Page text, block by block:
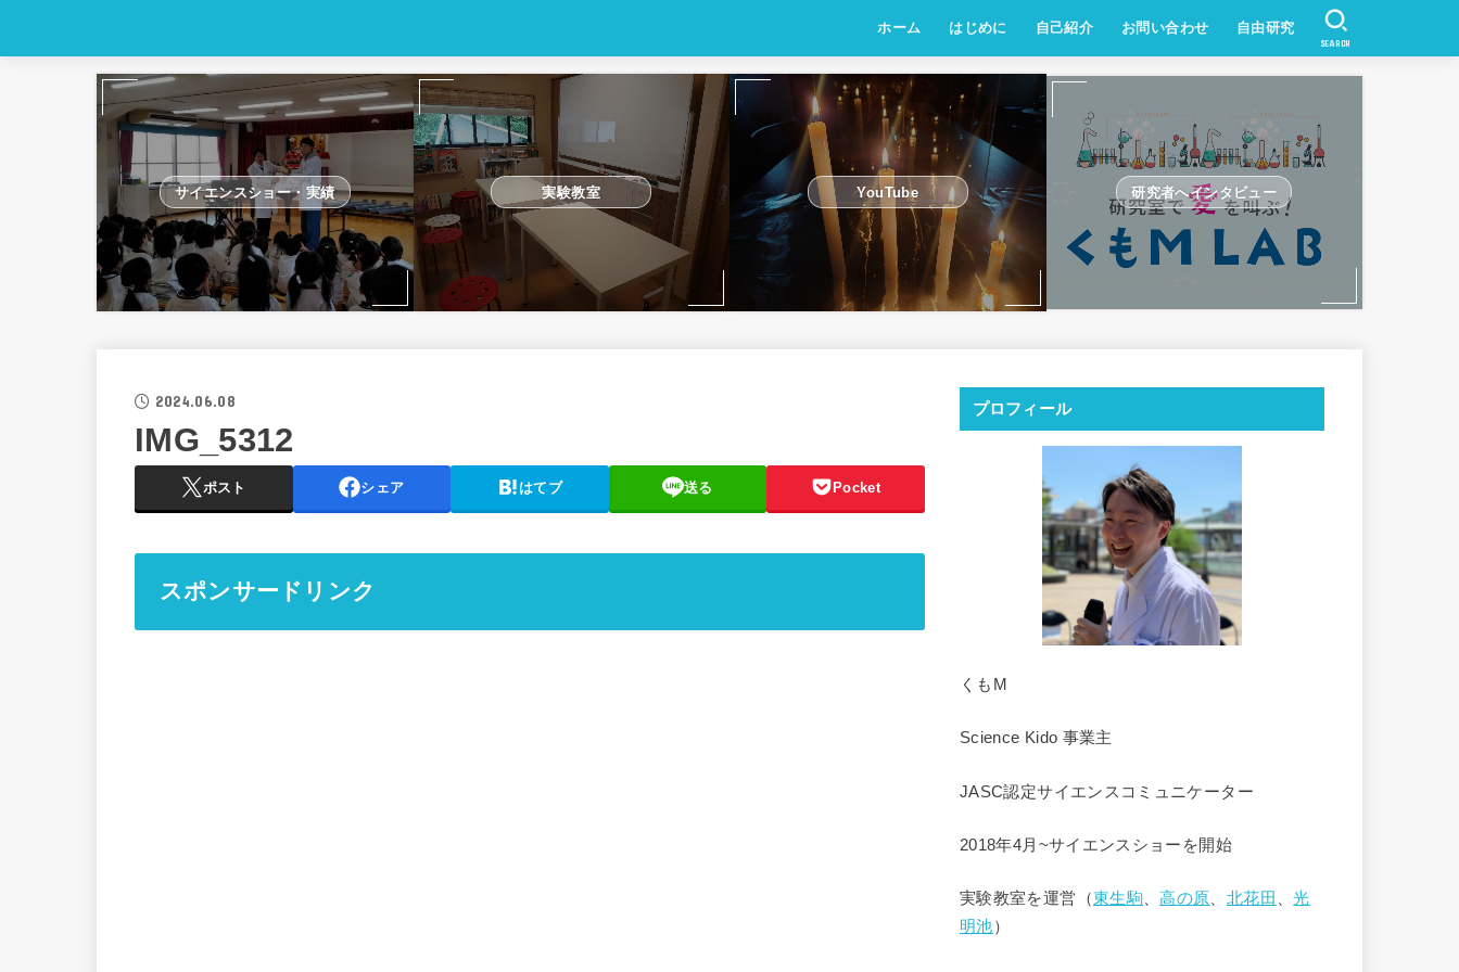
ホーム はじめに 自己紹介 お問い合わせ 自由研究
SEARCH
サイエンスショー・実績 実験教室 YouTube 研究者へインタビュー
2024.06.08
IMG_5312
ポスト シェア はてブ 送る Pocket
スポンサードリンク
プロフィール
くもM
Science Kido 事業主
JASC認定サイエンスコミュニケーター
2018年4月~サイエンスショーを開始
実験教室を運営（東生駒 、高の原 北花田 、光
明池）